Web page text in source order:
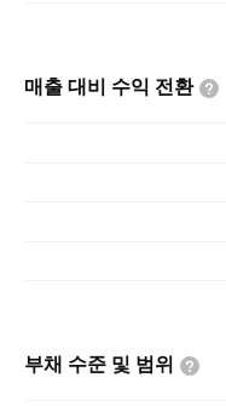
매출 대비 수익 전환
부채 수준 및 범위